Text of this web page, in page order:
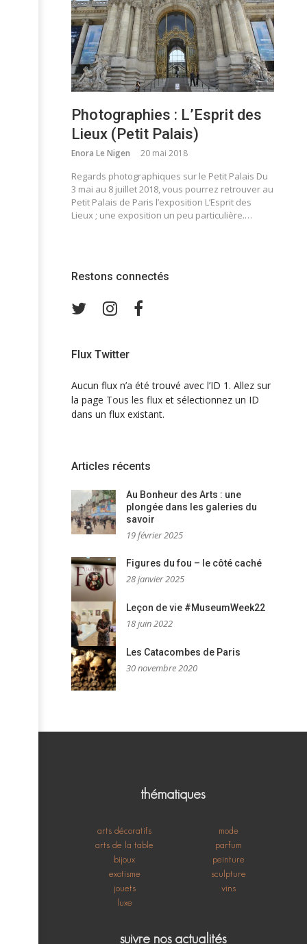
Photographies : L’Esprit des
Lieux (Petit Palais)
Enora Le Nigen 20 mai 2018
Regards photographiques sur le Petit Palais Du
3 mai au 8 juillet 2018, vous pourrez retrouver au
Petit Palais de Paris l’exposition L’Esprit des
Lieux ; une exposition un peu particulière.…
Restons connectés
TwitterInstagram
Flux Twitter
Aucun flux n’a été trouvé avec l’ID 1. Allez sur
la page Tous les flux et sélectionnez un ID
dans un flux existant.
Articles récents
Au Bonheur des Arts : une
plongée dans les galeries du
savoir
19 février 2025
Figures du fou – le côté caché
28 janvier 2025
Leçon de vie #MuseumWeek22
18 juin 2022
Les Catacombes de Paris
30 novembre 2020
thématiques
arts décoratifs
arts de la table
bijoux
exotisme
jouets
luxe
mode
parfum
peinture
sculpture
vins
suivre nos actualités